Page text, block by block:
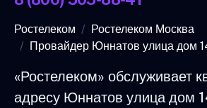
Ростелеком
Ростелеком Москва
Провайдер Юннатов улица дом
«Ростелеком» обслуживает
адресу Юннатов улица дом